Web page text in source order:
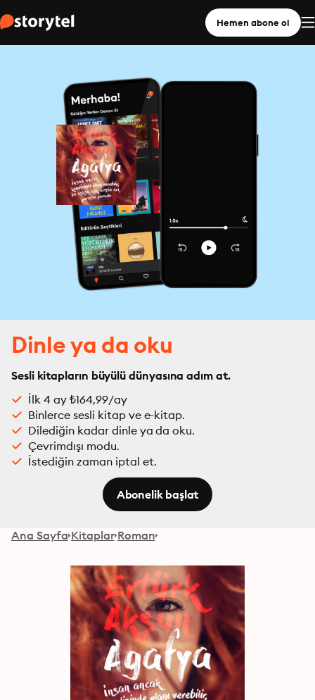
Hemen abone ol
Dinle ya da oku
Sesli kitapların büyülü dünyasına adım at.
İlk 4 ay ₺164,99/ay
Binlerce sesli kitap ve e-kitap.
Dilediğin kadar dinle ya da oku.
Çevrimdışı modu.
İstediğin zaman iptal et.
Abonelik başlat
Ana Sayfa Kitaplar Roman